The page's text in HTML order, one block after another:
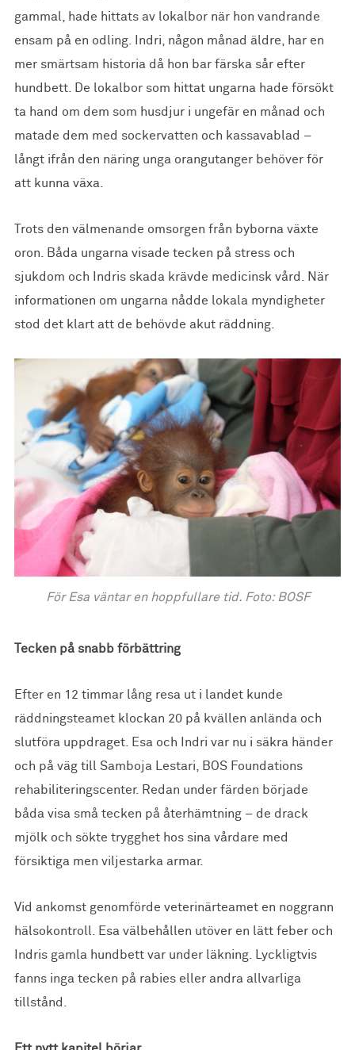
gammal, hade hittats av lokalbor när hon vandrande
ensam på en odling. Indri, någon månad äldre, har en
mer smärtsam historia då hon bar färska sår efter
hundbett. De lokalbor som hittat ungarna hade försökt
ta hand om dem som husdjur i ungefär en månad och
matade dem med sockervatten och kassavablad –
långt ifrån den näring unga orangutanger behöver för
att kunna växa.
Trots den välmenande omsorgen från byborna växte
oron. Båda ungarna visade tecken på stress och
sjukdom och Indris skada krävde medicinsk vård. När
informationen om ungarna nådde lokala myndigheter
stod det klart att de behövde akut räddning.
För Esa väntar en hoppfullare tid. Foto: BOSF
Tecken på snabb förbättring
Efter en 12 timmar lång resa ut i landet kunde
räddningsteamet klockan 20 på kvällen anlända och
slutföra uppdraget. Esa och Indri var nu i säkra händer
och på väg till Samboja Lestari, BOS Foundations
rehabiliteringscenter. Redan under färden började
båda visa små tecken på återhämtning – de drack
mjölk och sökte trygghet hos sina vårdare med
försiktiga men viljestarka armar.
Vid ankomst genomförde veterinärteamet en noggrann
hälsokontroll. Esa välbehållen utöver en lätt feber och
Indris gamla hundbett var under läkning. Lyckligtvis
fanns inga tecken på rabies eller andra allvarliga
tillstånd.